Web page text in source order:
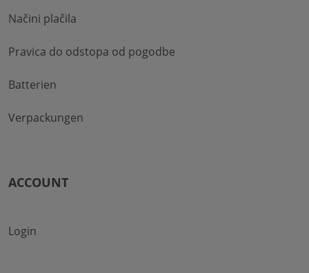
Načini plačila
Pravica do odstopa od pogodbe
Batterien
Verpackungen
ACCOUNT
Login